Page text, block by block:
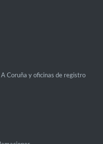
Coruña y oficinas de registro